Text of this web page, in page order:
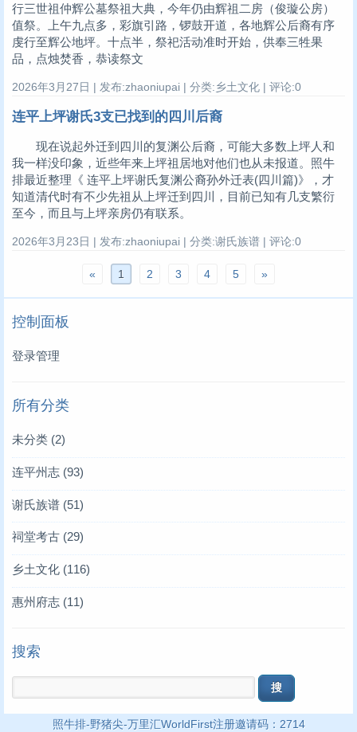
行三世祖仲辉公墓祭祖大典，今年仍由辉祖二房（俊璇公房）
值祭。上午九点多，彩旗引路，锣鼓开道，各地辉公后裔有序
虔行至辉公地坪。十点半，祭祀活动准时开始，供奉三牲果
品，点烛焚香，恭读祭文
2026年3月27日 | 发布:zhaoniupai | 分类:乡土文化 | 评论:0
连平上坪谢氏3支已找到的四川后裔
现在说起外迁到四川的复渊公后裔，可能大多数上坪人和
我一样没印象，近些年来上坪祖居地对他们也从未报道。照牛
排最近整理《 连平上坪谢氏复渊公裔孙外迁表(四川篇)》，才
知道清代时有不少先祖从上坪迁到四川，目前已知有几支繁衍
至今，而且与上坪亲房仍有联系。
2026年3月23日 | 发布:zhaoniupai | 分类:谢氏族谱 | 评论:0
« 1 2 3 4 5 »
控制面板
登录管理
所有分类
未分类 (2)
连平州志 (93)
谢氏族谱 (51)
祠堂考古 (29)
乡土文化 (116)
惠州府志 (11)
搜索
照牛排-野猪尖-万里汇WorldFirst注册邀请码：2714